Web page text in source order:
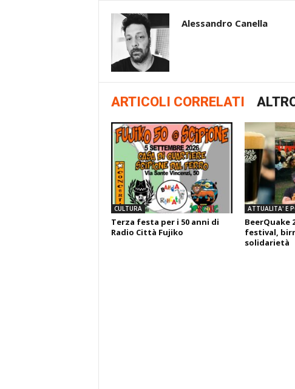
Alessandro Canella
ARTICOLI CORRELATI
CULTURA
Terza festa per i 50 anni di
Radio Città Fujiko
ATTUALITA' E
BeerQuake
festival,
solidarietà